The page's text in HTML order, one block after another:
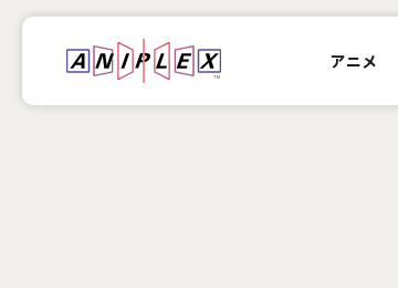
アニメ